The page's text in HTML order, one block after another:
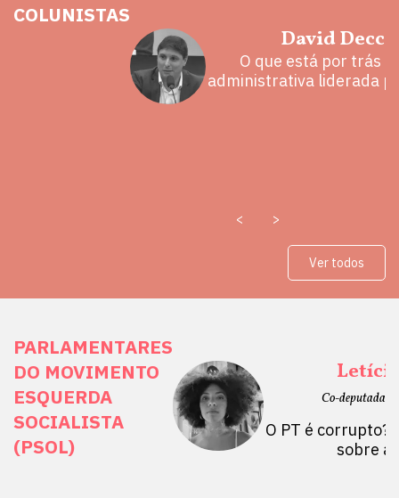
COLUNISTAS
David
O que está por trás
administrativa liderada
< >
Ver todos
PARLAMENTARES
DO MOVIMENTO
ESQUERDA
SOCIALISTA
(PSOL)
Direitos
do Sul, SP)
Mulheres por +
Público abre
Co-deputada
O PT é corrupto?
sobre a